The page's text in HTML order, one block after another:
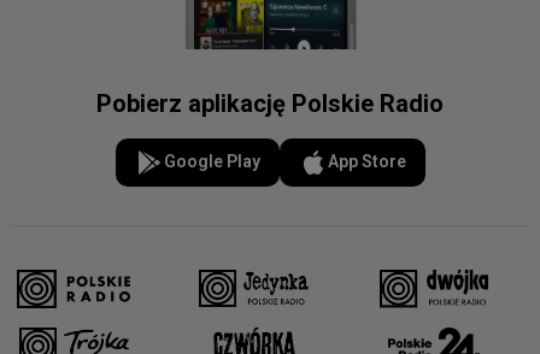
Pobierz aplikację Polskie Radio
Google Play App Store